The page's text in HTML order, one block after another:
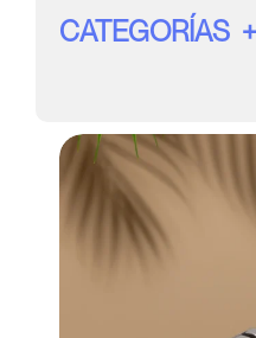
CATEGORÍAS